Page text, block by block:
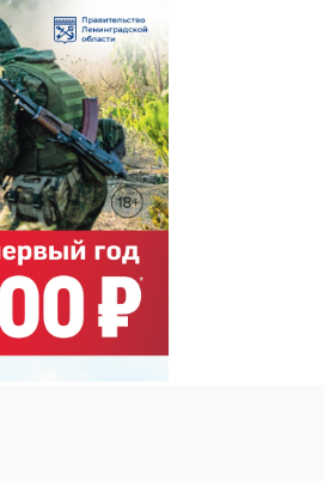
ЕГЭ будут сдавать
согласно действу
...
10 февраля 2023, 17:43